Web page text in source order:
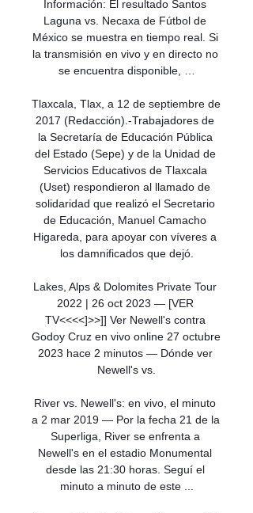
Información: El resultado Santos
Laguna vs. Necaxa de Fútbol de
México se muestra en tiempo real. Si
la transmisión en vivo y en directo no
se encuentra disponible, …
Tlaxcala, Tlax, a 12 de septiembre de
2017 (Redacción).-Trabajadores de
la Secretaría de Educación Pública
del Estado (Sepe) y de la Unidad de
Servicios Educativos de Tlaxcala
(Uset) respondieron al llamado de
solidaridad que realizó el Secretario
de Educación, Manuel Camacho
Higareda, para apoyar con víveres a
los damnificados que dejó.
Lakes, Alps & Dolomites Private Tour
2022 | 26 oct 2023 — [VER
TV<<<<]>>]] Ver Newell's contra
Godoy Cruz en vivo online 27 octubre
2023 hace 2 minutos — Dónde ver
Newell's vs.
River vs. Newell's: en vivo, el minuto
a 2 mar 2019 — Por la fecha 21 de la
Superliga, River se enfrenta a
Newell's en el estadio Monumental
desde las 21:30 horas. Seguí el
minuto a minuto de este ...